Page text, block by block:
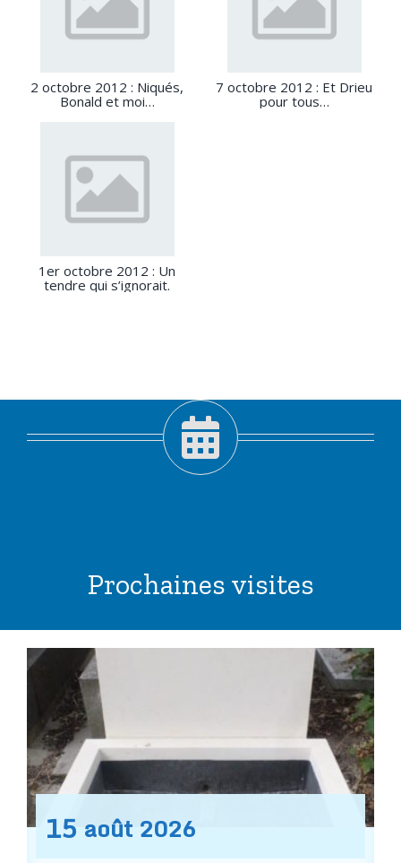
2 octobre 2012 : Niqués,
Bonald et moi…
7 octobre 2012 : Et Drieu
pour tous…
1er octobre 2012 : Un
tendre qui s’ignorait.
Prochaines visites
15 août 2026